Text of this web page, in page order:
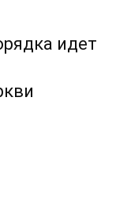
идет